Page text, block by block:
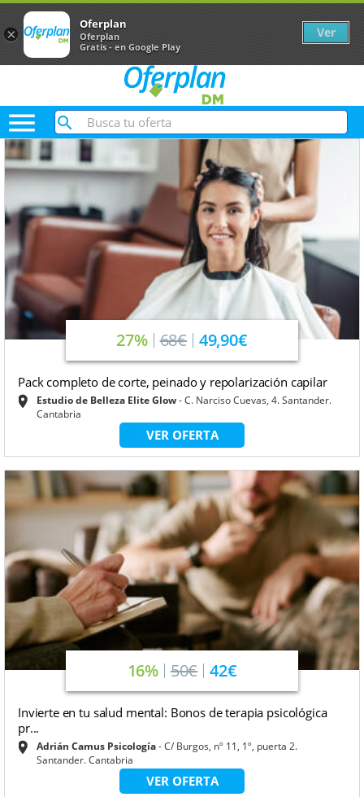

27% 68€ 49,90€
Pack completo de corte, peinado y repolarización capilar
Estudio de Belleza Elite Glow C. Narciso Cuevas, 4. Santander.
Cantabria
VER OFERTA
16% 50€ 42€
Invierte en tu salud mental: Bonos de terapia psicológica
pr...
Adrián Camus Psicología C/ Burgos, nº 11, 1º, puerta 2.
Santander. Cantabria
VER OFERTA
×
Oferplan
Oferplan
Gratis - en Google Play
Ver